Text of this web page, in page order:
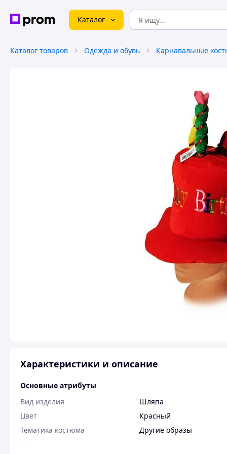
Каталог
Каталог товаров Одежда и обувь Карнавальные
Характеристики и описание
Основные атрибуты
Вид изделия
Шляпа
Цвет
Красный
Тематика костюма
Другие образы